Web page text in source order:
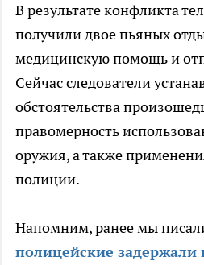
В результате конфликта
получили двое пьяных
медицинскую помощь и
Сейчас следователи
обстоятельства
правомерность
оружия, а также
полиции.
Напомним, ранее мы
полицейские задержали